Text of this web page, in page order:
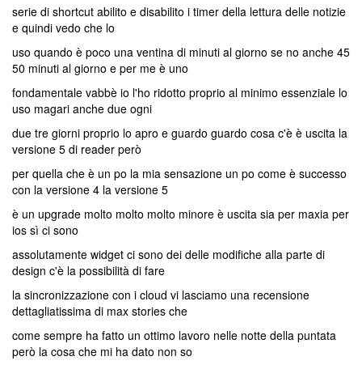
serie di shortcut abilito e disabilito i timer della lettura delle notizie
e quindi vedo che lo
uso quando è poco una ventina di minuti al giorno se no anche 45
50 minuti al giorno e per me è uno
fondamentale vabbè io l'ho ridotto proprio al minimo essenziale lo
uso magari anche due ogni
due tre giorni proprio lo apro e guardo guardo cosa c'è è uscita la
versione 5 di reader però
per quella che è un po la mia sensazione un po come è successo
con la versione 4 la versione 5
è un upgrade molto molto molto minore è uscita sia per maxia per
ios sì ci sono
assolutamente widget ci sono dei delle modifiche alla parte di
design c'è la possibilità di fare
la sincronizzazione con i cloud vi lasciamo una recensione
dettagliatissima di max stories che
come sempre ha fatto un ottimo lavoro nelle notte della puntata
però la cosa che mi ha dato non so